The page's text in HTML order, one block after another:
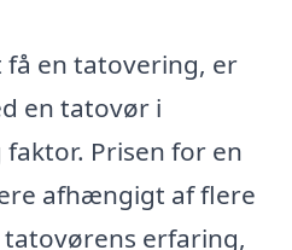
få en tatovering, er
en tatovør i
Prisen for en
afhængigt af flere
erfaring,